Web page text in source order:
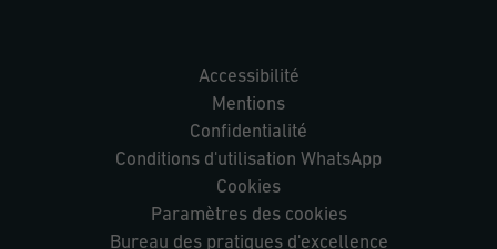
Accessibilité
Mentions
Confidentialité
Conditions d'utilisation WhatsApp
Cookies
Paramètres des cookies
Bureau des pratiques d'excellence